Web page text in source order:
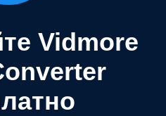
Vidmore